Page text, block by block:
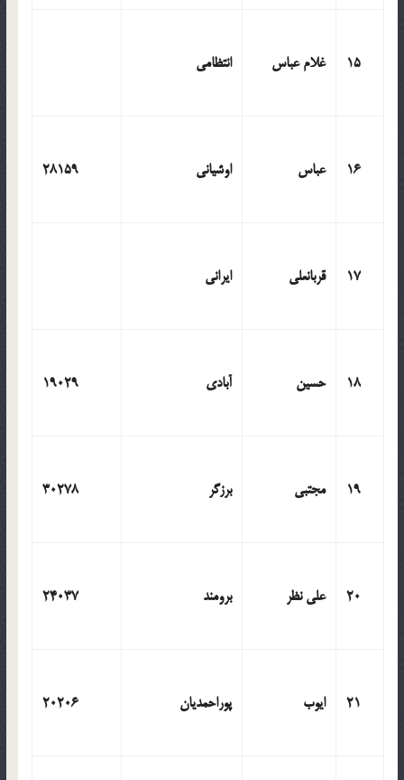
15 غلام عباس انتظامی
16 عباس اوشیانی 28159
17 قربانعلی ایرانی
18 حسین آبادی 19029
19 مجتبی برزگر 30278
20 علی نظر برومند 24037
21 ایوب پوراحمدیان 20206